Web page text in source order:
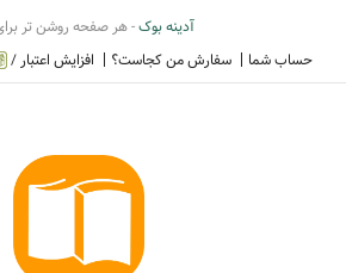
آدینه بوک- هر صفحه روشن تر
حساب شما
سفارش من کجاست؟ افزایش اعتبار /